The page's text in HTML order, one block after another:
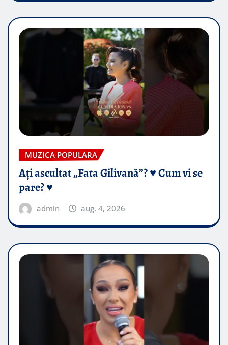
MUZICA POPULARA
Ați ascultat „Fata Gilivană”? ♥️ Cum vi se
pare? ♥️
admin aug. 4, 2026